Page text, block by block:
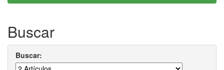
Buscar
Buscar: